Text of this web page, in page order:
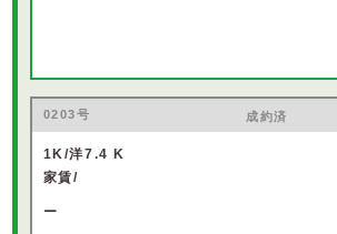
0203号 成約済
1K/洋7.4 K
家賃/
ー